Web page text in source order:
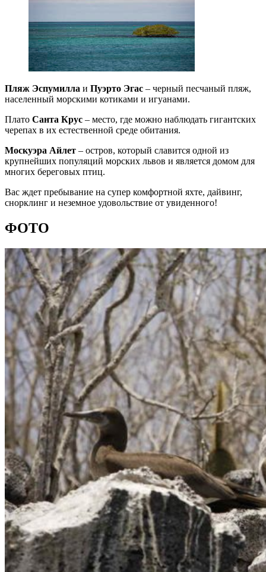
Пляж Эспумилла и Пуэрто Эгас – черный песчаный пляж,
населенный морскими котиками и игуанами.
Плато Санта Крус – место, где можно наблюдать гигантских
черепах в их естественной среде обитания.
Москуэра Айлет – остров, который славится одной из
крупнейших популяций морских львов и является домом для
многих береговых птиц.
Вас ждет пребывание на супер комфортной яхте, дайвинг,
снорклинг и неземное удовольствие от увиденного!
ФОТО